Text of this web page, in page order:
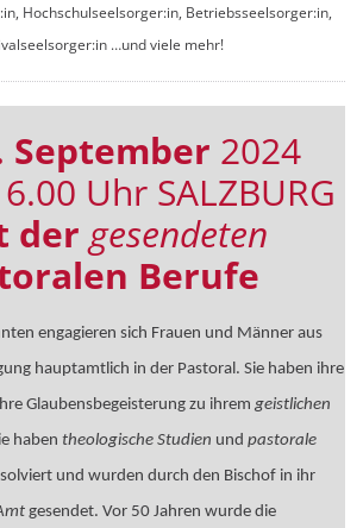
Hochschulseelsorger:in, Betriebsseelsorger:in,
…und viele mehr!
September 2024
Uhr SALZBURG
der gesendeten
Berufe
engagieren sich Frauen und Männer aus
hauptamtlich in der Pastoral. Sie haben ihre
Glaubensbegeisterung zu ihrem geistlichen
haben theologische Studien und pastorale
und wurden durch den Bischof in ihr
gesendet. Vor 50 Jahren wurde die